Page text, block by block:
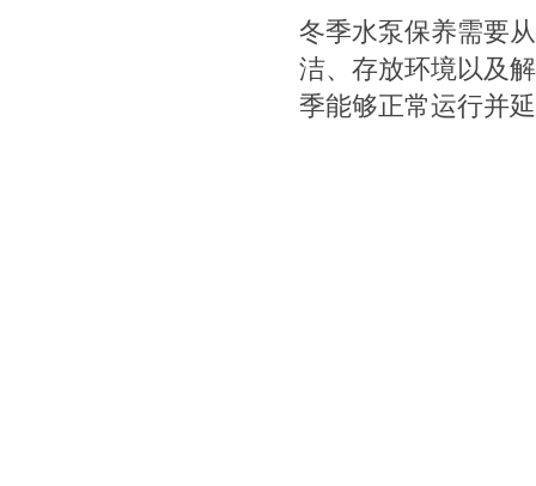
冬季水泵保养需要
洁、存放环境以及
季能够正常运行并